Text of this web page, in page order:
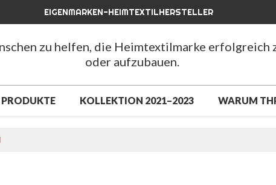
EIGENMARKEN-HEIMTEXTILHERSTELLER
zu helfen, die Heimtextilmarke erfolgreich
oder aufzubauen.
PRODUKTE KOLLEKTION 2021–2023 WARUM